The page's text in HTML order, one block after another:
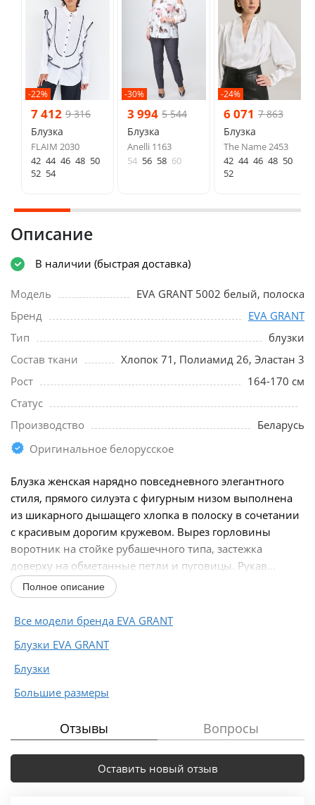
-22%
7 412 9 316
Блузка
FLAIM 2030
42 44 46 48 50
52 54
-30%
3 994 5 544
Блузка
Anelli 1163
54 56 58 60
-24%
6 071 7 863
Блузка
The Name 2453
42 44 46 48 50
52
Описание
В наличии (быстрая доставка)
Модель
EVA GRANT 5002 белый, полоска
Бренд
EVA GRANT
Тип
блузки
Состав ткани
Хлопок 71, Полиамид 26, Эластан 3
Рост
164-170 см
Статус
Производство
Беларусь
Оригинальное белорусское
Блузка женская нарядно повседневного элегантного
стиля, прямого силуэта с фигурным низом выполнена
из шикарного дышащего хлопка в полоску в сочетании
с красивым дорогим кружевом. Вырез горловины
воротник на стойке рубашечного типа, застежка
доверху на обметанные петли и пуговицы. Рукав...
Полное описание
Все модели бренда EVA GRANT
Блузки EVA GRANT
Блузки
Большие размеры
Отзывы Вопросы
Оставить новый отзыв